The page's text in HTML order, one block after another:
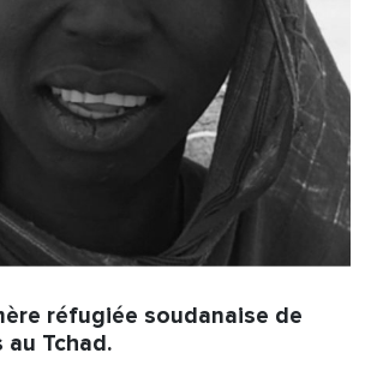
réfugiée soudanaise de
Tchad.